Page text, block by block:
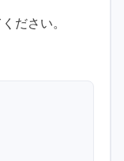
ださい。